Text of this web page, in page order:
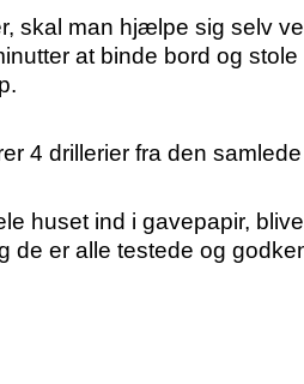
skal man hjælpe sig selv
at binde bord og
4 drillerier fra den
huset ind i gavepapir,
de er alle testede og